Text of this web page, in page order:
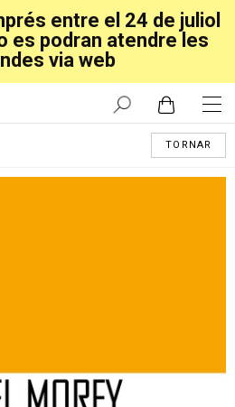
entre el 24 de juliol
es podran atendre les
via web
TORNAR